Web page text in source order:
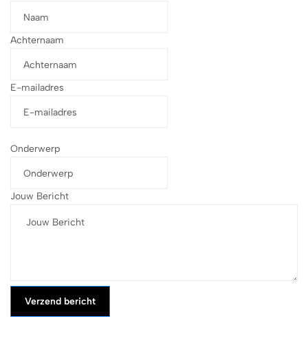
Achternaam
E-mailadres
Onderwerp
Jouw Bericht
Verzend bericht